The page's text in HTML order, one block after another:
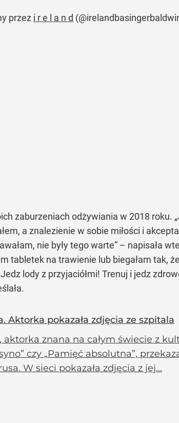
przez i r e l a n d
zaburzeniach odżywiania w 2018 roku.
a znalezienie w sobie miłości i
nie były tego warte” – napisała
tabletek na trawienie lub biegałam tak,
lody z przyjaciółmi! Trenuj i jedz
Aktorka pokazała zdjęcia ze szpitala
aktorka znana na całym świecie z
czy „Pamięć absolutna”,
W sieci pokazała zdjęcia z jej...